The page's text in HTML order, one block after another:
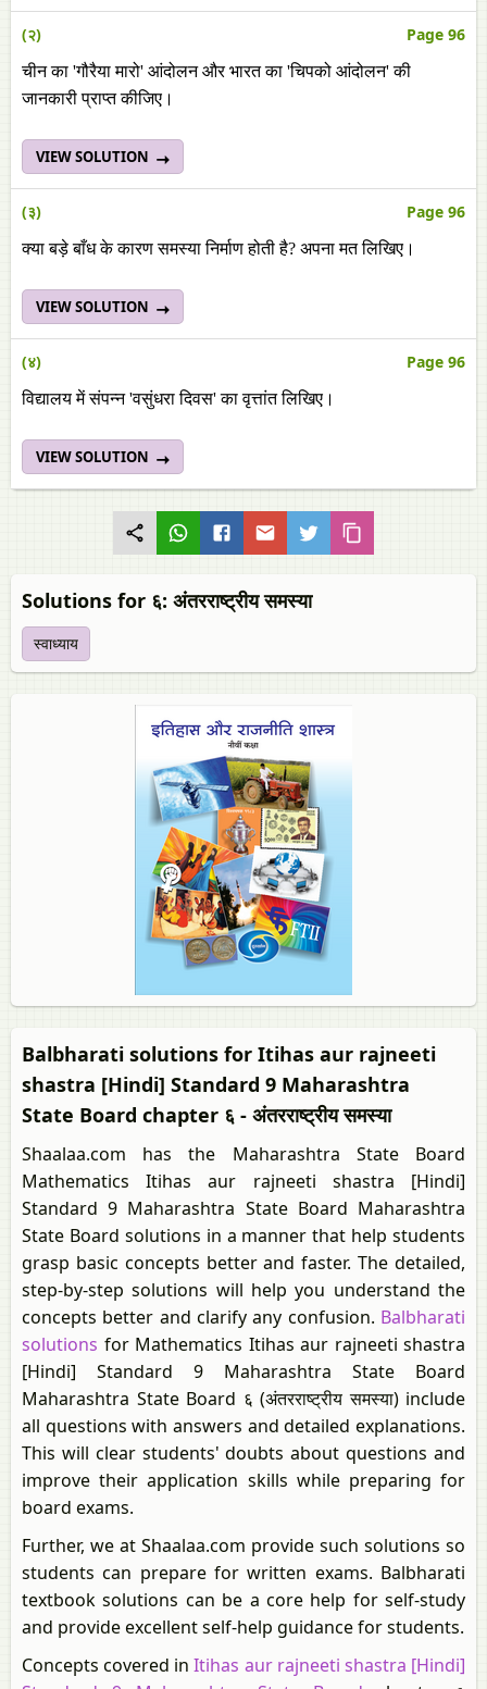
(२) Page 96
चीन का 'गौरैया मारो' आंदोलन और भारत का 'चिपको आंदोलन' की
जानकारी प्राप्त कीजिए।
VIEW SOLUTION
(३) Page 96
क्‍या बड़े बाँध के कारण समस्या निर्माण होती है? अपना मत लिखिए।
VIEW SOLUTION
(४) Page 96
विद्यालय में संपन्न 'वसुंधरा दिवस' का वृत्तांत लिखिए।
VIEW SOLUTION
Solutions for ६: अंतरराष्ट्रीय समस्या
स्वाध्याय
Balbharati solutions for Itihas aur rajneeti
shastra [Hindi] Standard 9 Maharashtra
State Board chapter ६ - अंतरराष्ट्रीय समस्या
Shaalaa.com has the Maharashtra State Board
Mathematics Itihas aur rajneeti shastra [Hindi]
Standard 9 Maharashtra State Board Maharashtra
State Board solutions in a manner that help students
grasp basic concepts better and faster. The detailed,
step-by-step solutions will help you understand the
concepts better and clarify any confusion. Balbharati
solutions for Mathematics Itihas aur rajneeti shastra
[Hindi] Standard 9 Maharashtra State Board
Maharashtra State Board ६ (अंतरराष्ट्रीय समस्या) include
all questions with answers and detailed explanations.
This will clear students' doubts about questions and
improve their application skills while preparing for
board exams.
Further, we at Shaalaa.com provide such solutions so
students can prepare for written exams. Balbharati
textbook solutions can be a core help for self-study
and provide excellent self-help guidance for students.
Concepts covered inItihas aur rajneeti shastra [Hindi]